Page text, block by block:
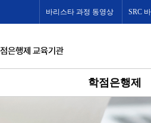
바리스타 과정 동영상 SRC
학점은행제